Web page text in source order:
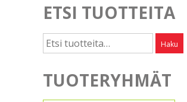
ETSI TUOTTEITA
Etsi: Haku
TUOTERYHMÄT